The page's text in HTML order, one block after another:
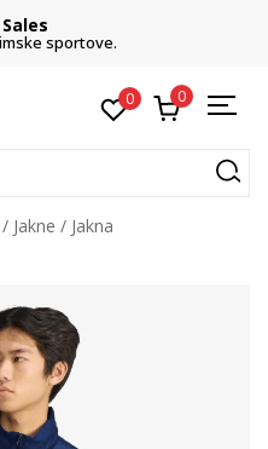
sportove.
0 0
Jakne
Jakna